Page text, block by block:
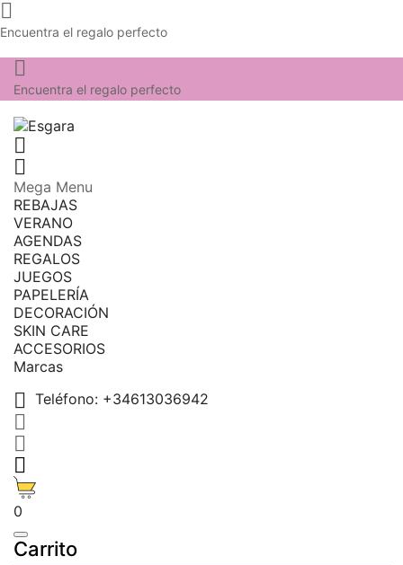

Encuentra el regalo perfecto

Encuentra el regalo perfecto


Mega Menu
REBAJAS
VERANO
AGENDAS
REGALOS
JUEGOS
PAPELERÍA
DECORACIÓN
SKIN CARE
ACCESORIOS
Marcas
 Teléfono: +34613036942



0
Carrito